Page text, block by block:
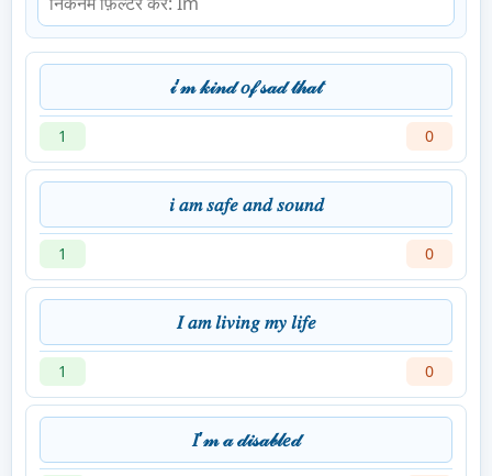
𝒾’𝓂 𝓀𝒾𝓃𝒹 𝑜𝒻 𝓈𝒶𝒹 𝓉𝒽𝒶𝓉
1 0
𝑖 𝑎𝑚 𝑠𝑎𝑓𝑒 𝑎𝑛𝑑 𝑠𝑜𝑢𝑛𝑑
1 0
𝐼 𝑎𝑚 𝑙𝑖𝑣𝑖𝑛𝑔 𝑚𝑦 𝑙𝑖𝑓𝑒
1 0
𝐼’𝓂 𝒶 𝒹𝒾𝓈𝒶𝒷𝓁𝑒𝒹